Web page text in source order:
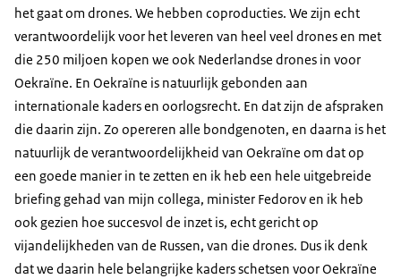
het gaat om drones. We hebben coproducties. We zijn echt
verantwoordelijk voor het leveren van heel veel drones en met
die 250 miljoen kopen we ook Nederlandse drones in voor
Oekraïne. En Oekraïne is natuurlijk gebonden aan
internationale kaders en oorlogsrecht. En dat zijn de afspraken
die daarin zijn. Zo opereren alle bondgenoten, en daarna is het
natuurlijk de verantwoordelijkheid van Oekraïne om dat op
een goede manier in te zetten en ik heb een hele uitgebreide
briefing gehad van mijn collega, minister Fedorov en ik heb
ook gezien hoe succesvol de inzet is, echt gericht op
vijandelijkheden van de Russen, van die drones. Dus ik denk
dat we daarin hele belangrijke kaders schetsen voor Oekraïne